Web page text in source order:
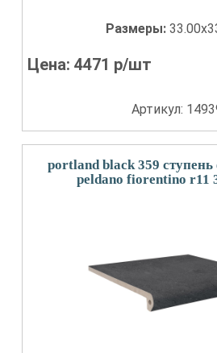
Размеры:
Цена:4471 р/шт
Артикул:
portland black 359
peldano fiorentino r11